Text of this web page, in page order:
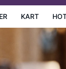
KART